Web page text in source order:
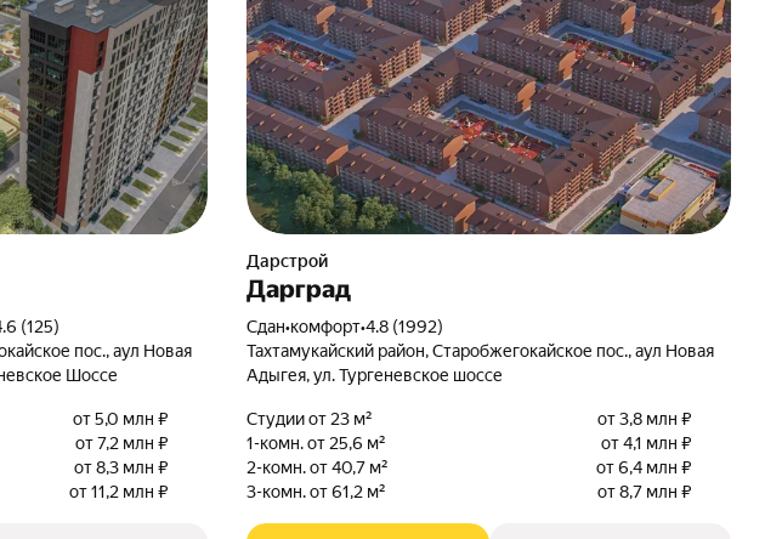
(125)
пос., аул Новая
Шоссе
от 5,0 млн ₽
от 7,2 млн ₽
от 8,3 млн ₽
от 11,2 млн ₽
Дарстрой
Дарград
Сдан•комфорт•4.8 (1992)
Тахтамукайский район, Старобжегокайское пос., аул Новая
Адыгея, ул. Тургеневское шоссе
Студии от 23 м²
от 3,8 млн ₽
1-комн. от 25,6 м²
от 4,1 млн ₽
2-комн. от 40,7 м²
от 6,4 млн ₽
3-комн. от 61,2 м²
от 8,7 млн ₽